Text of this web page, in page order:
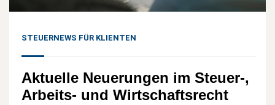
STEUERNEWS FÜR KLIENTEN
Aktuelle Neuerungen im Steuer-,
Arbeits- und Wirtschaftsrecht